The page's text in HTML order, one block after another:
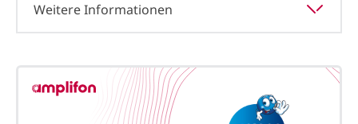
Weitere Informationen